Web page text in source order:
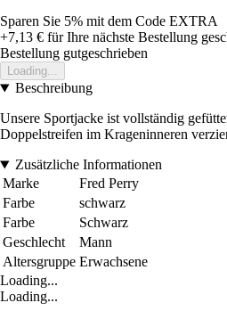
Sparen Sie 5% mit dem Code EXTRA
+7,13 € für Ihre nächste Bestellung
Bestellung gutgeschrieben
Loading...
Beschreibung
Unsere Sportjacke ist vollständig
Doppelstreifen im Krageninneren
Zusätzliche Informationen
Marke
Fred Perry
Farbe
schwarz
Farbe
Schwarz
Geschlecht
Mann
Altersgruppe Erwachsene
Loading...
Loading...